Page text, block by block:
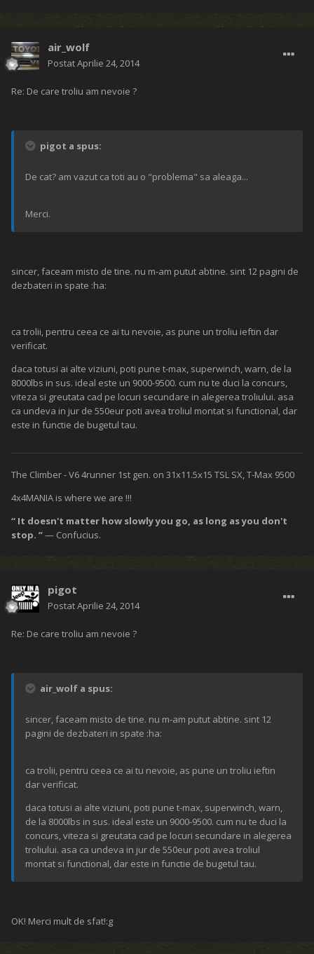
air_wolf
PostatAprilie 24, 2014
Re: De care troliu am nevoie ?
pigot a spus:
De cat? am vazut ca toti au o "problema" sa aleaga...
Merci.
sincer, faceam misto de tine. nu m-am putut abtine. sint 12 pagini de
dezbateri in spate :ha:
ca trolii, pentru ceea ce ai tu nevoie, as pune un troliu ieftin dar
verificat.
daca totusi ai alte viziuni, poti pune t-max, superwinch, warn, de la
8000lbs in sus. ideal este un 9000-9500. cum nu te duci la concurs,
viteza si greutata cad pe locuri secundare in alegerea troliului. asa
ca undeva in jur de 550eur poti avea troliul montat si functional, dar
este in functie de bugetul tau.
The Climber - V6 4runner 1st gen. on 31x11.5x15 TSL SX, T-Max 9500
4x4MANIA is where we are !!!
“ It doesn't matter how slowly you go, as long as you don't
stop. ”— Confucius.
pigot
PostatAprilie 24, 2014
Re: De care troliu am nevoie ?
air_wolf a spus:
sincer, faceam misto de tine. nu m-am putut abtine. sint 12
pagini de dezbateri in spate :ha:
ca trolii, pentru ceea ce ai tu nevoie, as pune un troliu ieftin
dar verificat.
daca totusi ai alte viziuni, poti pune t-max, superwinch, warn,
de la 8000lbs in sus. ideal este un 9000-9500. cum nu te duci la
concurs, viteza si greutata cad pe locuri secundare in alegerea
troliului. asa ca undeva in jur de 550eur poti avea troliul
montat si functional, dar este in functie de bugetul tau.
OK! Merci mult de sfat!:g